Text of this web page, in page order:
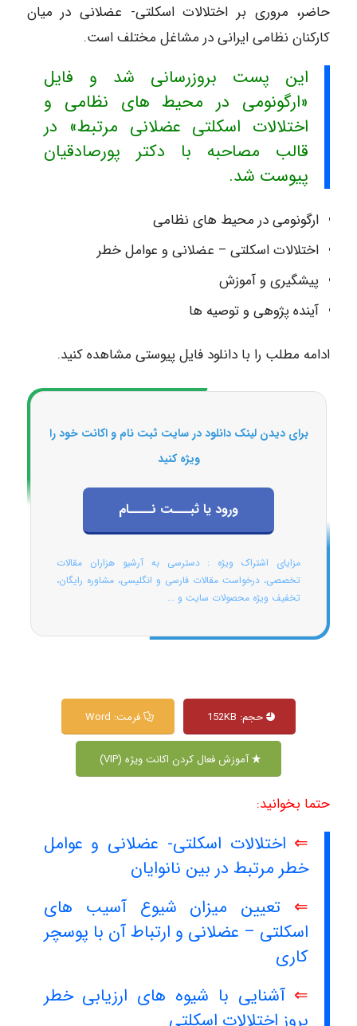
حاضر، مروری بر اختلالات اسکلتی- عضلانی در میان
کارکنان نظامی ایرانی در مشاغل مختلف است.
این پست بروزرسانی شد و فایل
«ارگونومی در محیط های نظامی و
اختلالات اسکلتی عضلانی مرتبط» در
قالب مصاحبه با دکتر پورصادقیان
پیوست شد.
ارگونومی در محیط های نظامی
اختلالات اسکلتی – عضلانی و عوامل خطر
پیشگیری و آموزش
آینده پژوهی و توصیه ها
ادامه مطلب را با دانلود فایل پیوستی مشاهده کنید.
برای دیدن لینک دانلود در سایت ثبت نام و اکانت خود را
ویژه کنید
ورود یا ثبـــت نــــام
مزایای اشتراک ویژه : دسترسی به آرشیو هزاران مقالات
تخصصی، درخواست مقالات فارسی و انگلیسی، مشاوره رایگان،
تخفیف ویژه محصولات سایت و ...
حجم: 152KB فرمت: Word
آموزش فعال کردن اکانت ویژه (VIP)
حتما بخوانید:
⇐ اختلالات اسکلتی- عضلانی و عوامل
خطر مرتبط در بین نانوایان
⇐ تعیین میزان شیوع آسیب های
اسکلتی – عضلانی و ارتباط آن با پوسچر
کاری
⇐آشنایی با شیوه های ارزیابی خطر